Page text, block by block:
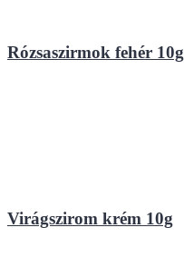
Rózsaszirmok fehér 10g
Virágszirom krém 10g